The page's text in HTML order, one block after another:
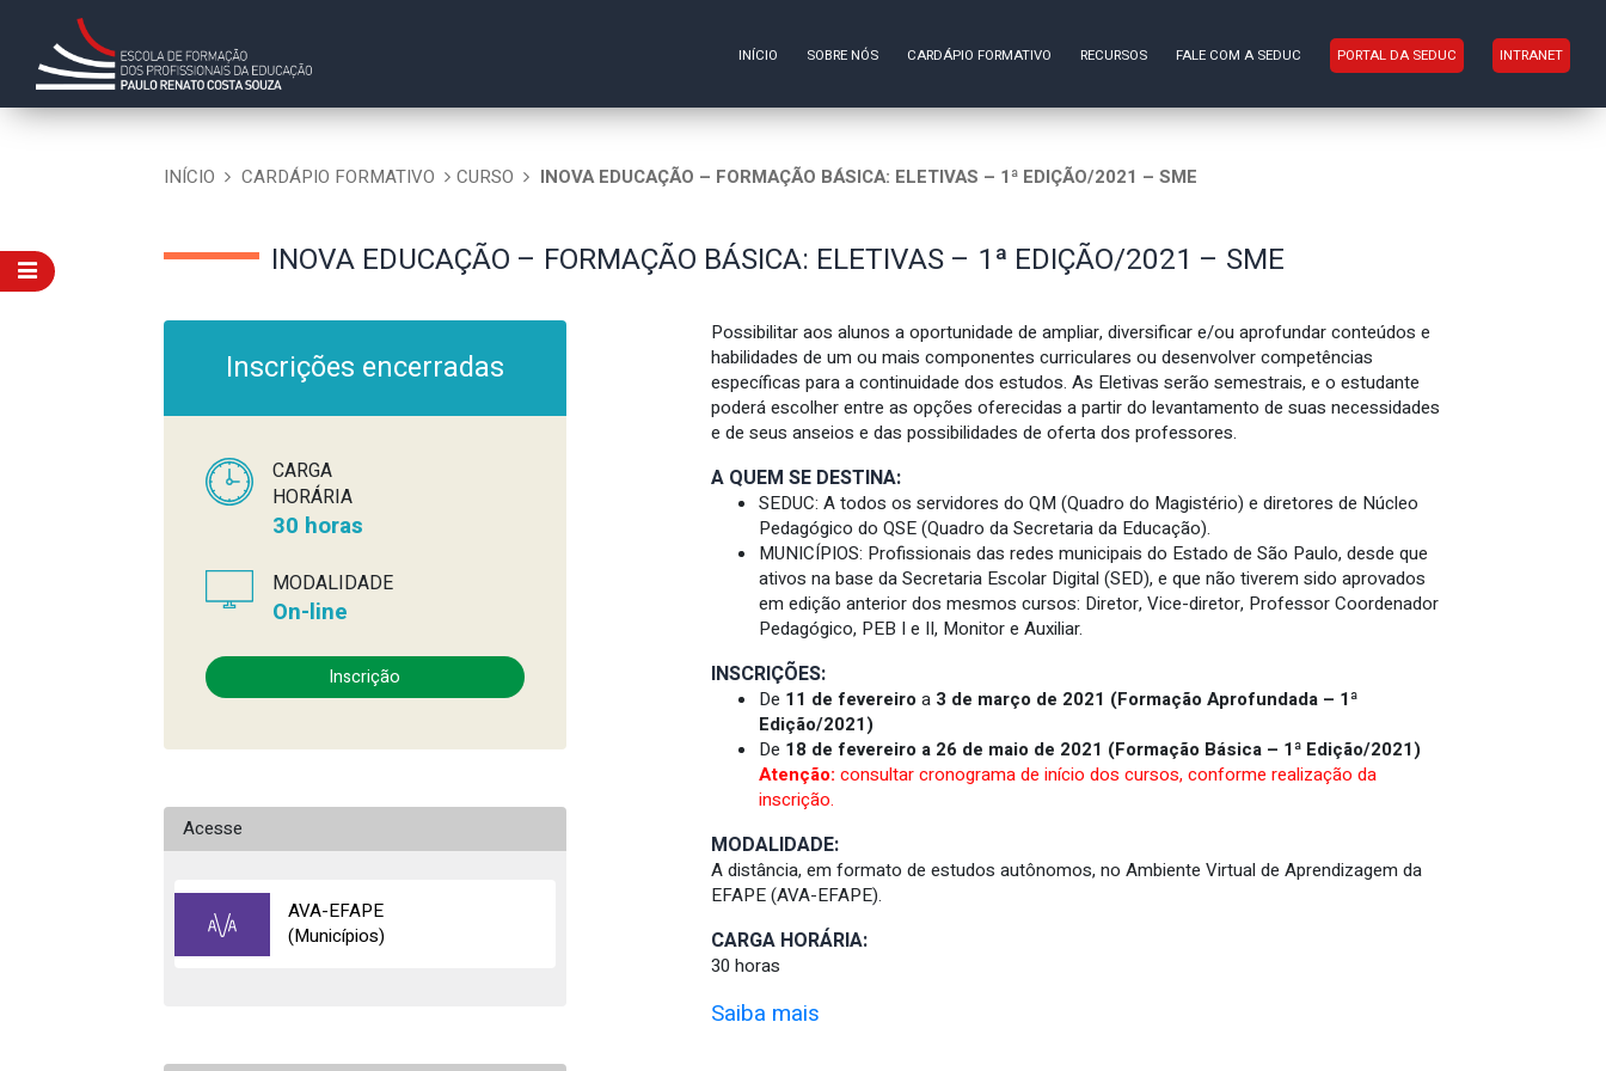
INÍCIO SOBRE NÓS CARDÁPIO FORMATIVO RECURSOS FALE COM A SEDUC PORTAL DA SEDUC INTRANET
INÍCIO CARDÁPIO FORMATIVO CURSO INOVA EDUCAÇÃO – FORMAÇÃO BÁSICA: ELETIVAS – 1ª EDIÇÃO/2021 – SME
INOVA EDUCAÇÃO – FORMAÇÃO BÁSICA: ELETIVAS – 1ª EDIÇÃO/2021 – SME
Inscrições encerradas
CARGA
HORÁRIA
30 horas
MODALIDADE
On-line
Inscrição
Acesse
AVA-EFAPE
(Municípios)
Possibilitar aos alunos a oportunidade de ampliar, diversificar e/ou aprofundar conteúdos e
habilidades de um ou mais componentes curriculares ou desenvolver competências
específicas para a continuidade dos estudos. As Eletivas serão semestrais, e o estudante
poderá escolher entre as opções oferecidas a partir do levantamento de suas necessidades
e de seus anseios e das possibilidades de oferta dos professores.
A QUEM SE DESTINA:
SEDUC: A todos os servidores do QM (Quadro do Magistério) e diretores de Núcleo
Pedagógico do QSE (Quadro da Secretaria da Educação).
MUNICÍPIOS: Profissionais das redes municipais do Estado de São Paulo, desde que
ativos na base da Secretaria Escolar Digital (SED), e que não tiverem sido aprovados
em edição anterior dos mesmos cursos: Diretor, Vice-diretor, Professor Coordenador
Pedagógico, PEB I e II, Monitor e Auxiliar.
INSCRIÇÕES:
De 11 de fevereiro a 3 de março de 2021 (Formação Aprofundada – 1ª
Edição/2021)
De 18 de fevereiro a 26 de maio de 2021 (Formação Básica – 1ª Edição/2021)
Atenção:consultar cronograma de início dos cursos, conforme realização da
inscrição.
MODALIDADE:
A distância, em formato de estudos autônomos, no Ambiente Virtual de Aprendizagem da
EFAPE (AVA-EFAPE).
CARGA HORÁRIA:
30 horas
Saiba mais